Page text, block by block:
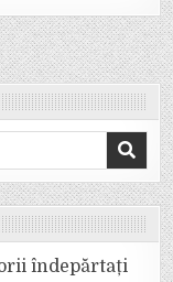
îndepărtați